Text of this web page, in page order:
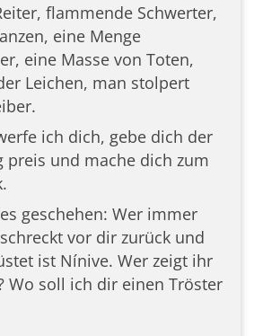
flammende Schwerter,
eine Menge
eine Masse von Toten,
Leichen, man stolpert
ich dich, gebe dich der
preis und mache dich zum
geschehen: Wer immer
vor dir zurück und
ist Nínive. Wer zeigt ihr
Wo soll ich dir einen Tröster